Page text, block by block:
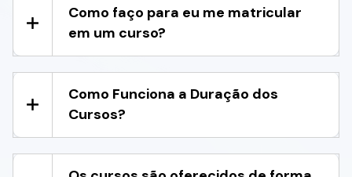
Como faço para eu me matricular
em um curso?
Como Funciona a Duração dos
Cursos?